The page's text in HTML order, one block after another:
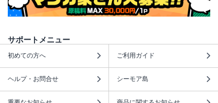
サポートメニュー
初めての方へ ご利用ガイド
ヘルプ・お問合せ シーモア島